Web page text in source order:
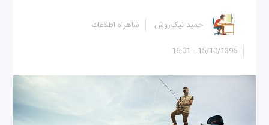
15/10/1395 - 16:01
حمید نیک‌روش شاهراه اطلاعات